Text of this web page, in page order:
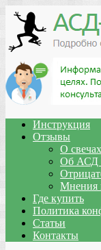
Инструкция
Отзывы
О свечах
Об АСД
Мнения
Где купить
Политика
Статьи
Контакты